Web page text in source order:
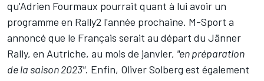
qu'Adrien Fourmaux pourrait quant à lui avoir un
programme en Rally2 l'année prochaine. M-Sport a
annoncé que le Français serait au départ du Jänner
Rally, en Autriche, au mois de janvier, "en préparation
de la saison 2023". Enfin, Oliver Solberg est également